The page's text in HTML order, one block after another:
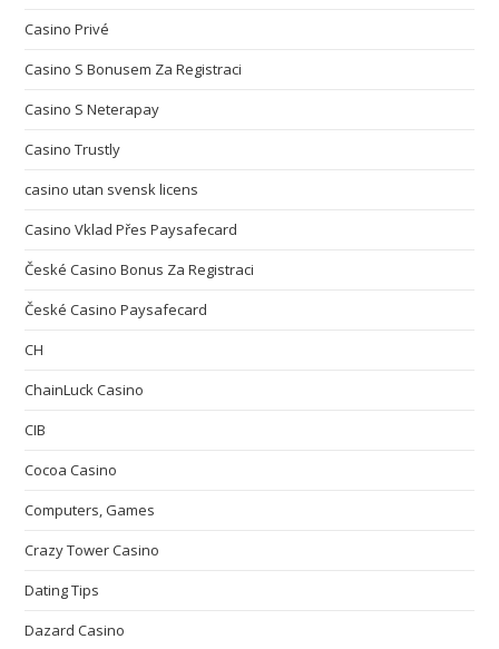
Casino Privé
Casino S Bonusem Za Registraci
Casino S Neterapay
Casino Trustly
casino utan svensk licens
Casino Vklad Přes Paysafecard
České Casino Bonus Za Registraci
České Casino Paysafecard
CH
ChainLuck Casino
CIB
Cocoa Casino
Computers, Games
Crazy Tower Сasino
Dating Tips
Dazard Casino